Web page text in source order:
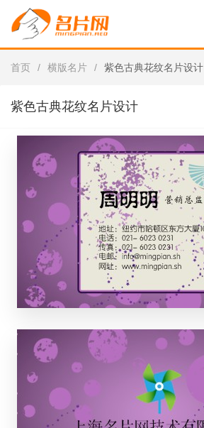
首页 / 横版名片 / 紫色古典花纹名片设计
紫色古典花纹名片设计